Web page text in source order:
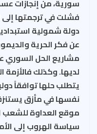
سورية، من إنجازات
فشلت في ترجمتها إلى
دولة شمولية
عن فكر الحرية
مشاريع الحل السوري
لديها. وكذلك فالأزمة
يتطلب حلها توافقاً
نفسها في مأزق
موقع العداوة
سياسة الهروب إلى